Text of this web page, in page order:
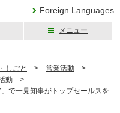
Foreign Languages
メニュー
しごと > 営業活動 >
動 >
で一見知事がトップセールスを